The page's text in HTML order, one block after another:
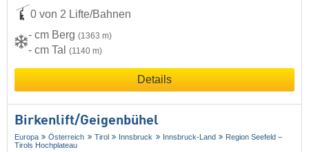
0 von 2 Lifte/Bahnen
- cm Berg (1363 m)
- cm Tal (1140 m)
Details
Birkenlift/​Geigenbühel
Europa Österreich Tirol Innsbruck Innsbruck-Land
Region Seefeld –
Tirols Hochplateau